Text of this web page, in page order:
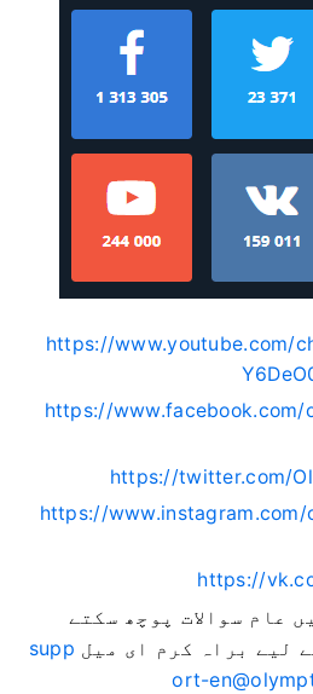
https://www.youtube.com/
https://www.facebook.com/
https://twitter.com/
https://www.instagram.com/
https://
عام سوالات پوچھ سکتے
لیے براہ کرم ای میل supp
ort-